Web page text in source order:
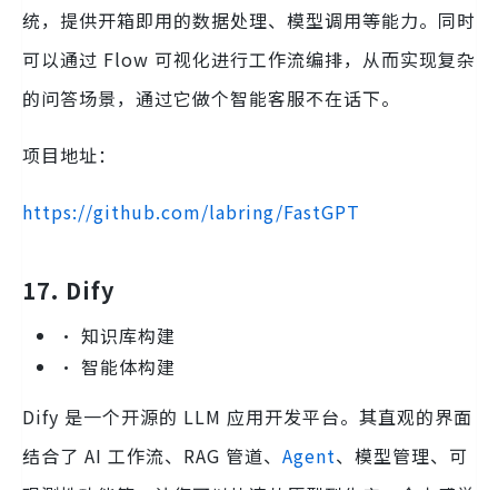
统，提供开箱即用的数据处理、模型调用等能力。同时
可以通过 Flow 可视化进行工作流编排，从而实现复杂
的问答场景，通过它做个智能客服不在话下。
项目地址：
https://github.com/labring/FastGPT
17. Dify
• 知识库构建
• 智能体构建
Dify 是一个开源的 LLM 应用开发平台。其直观的界面
结合了 AI 工作流、RAG 管道、 Agent、模型管理、可